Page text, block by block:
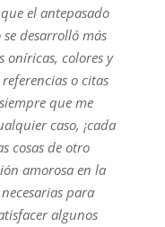
el antepasado
desarrolló más
oníricas, colores y
o citas
que me
caso, ¡cada
cosas de otro
amorosa en la
para
algunos